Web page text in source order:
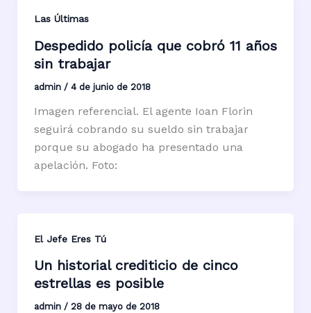
Las Últimas
Despedido policía que cobró 11 años
sin trabajar
admin / 4 de junio de 2018
Imagen referencial. El agente Ioan Florin
seguirá cobrando su sueldo sin trabajar
porque su abogado ha presentado una
apelación. Foto:
El Jefe Eres Tú
Un historial crediticio de cinco
estrellas es posible
admin / 28 de mayo de 2018